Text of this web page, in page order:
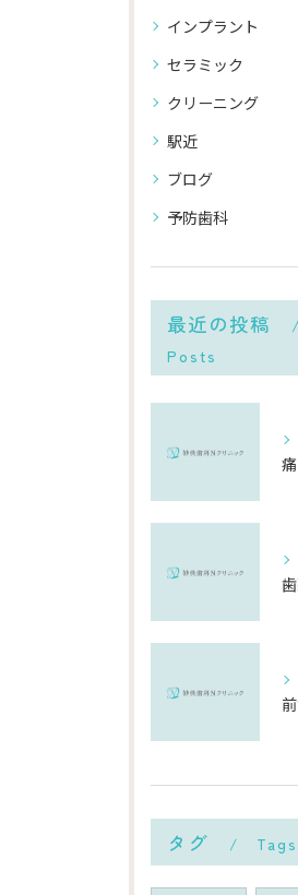
インプラント
セラミック
クリーニング
駅近
ブログ
予防歯科
最近の投稿
Posts
タグ Tags